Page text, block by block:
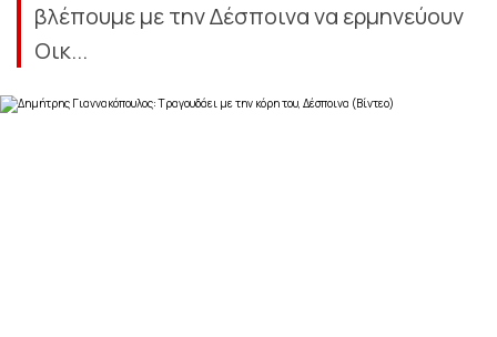
βλέπουμε με την Δέσποινα να ερμηνεύουν
Οικ...